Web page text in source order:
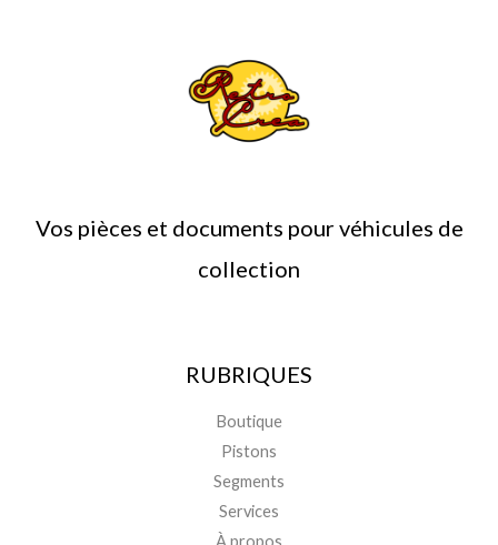
Vos pièces et documents pour véhicules de
collection
RUBRIQUES
Boutique
Pistons
Segments
Services